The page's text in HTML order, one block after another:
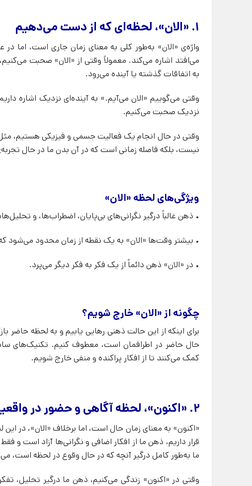
۱. «الان»، لحظه‌ای که از دست می‌دهیم
واژه‌ی «الان» به‌طور کلی به معنای زمان جاری است، اما
می‌افتد اشاره می‌کند. معمولاً وقتی از «الان» صحبت
به اتفاقات گذشته یا آینده می‌رود.
وقتی می‌گوییم «الان می‌آیم.» به آینده‌ای نزدیک اشاره
نزدیک صحبت می‌کنیم.
وقتی در حال انجام یک فعالیت جسمی و فیزیکی هستیم،
نیست، بلکه فاصله زمانی است که در آن بدن ما در حال
ویژگی‌های لحظه «الان»
• ذهن غالباً درگیر نگرانی‌های بی‌پایان، اضطراب‌ها، و
• بیشتر وقت‌ها «الان» به یک نقطه از زمان محدود می‌شود
• در «الان» ذهن دائماً از یک فکر به فکر دیگر می‌پرد.
چگونه از «الان» خارج شویم؟
برای اینکه از این حالت ذهنی رهایی یابیم و به لحظه‌ حاضر
حال حاضر در اطرافمان است، معطوف کنیم. تکنیک‌های
کمک می‌کنند تا از افکار پراکنده و منفی خارج شویم.
۲. «اکنون»، لحظه‌ آگاهی و حضور در واقعیت
«اکنون» به معنای زمان حال است، اما برخلاف «الان»، در
قرار داریم، ذهن ما از افکار اضافی و نگرانی‌ها آزاد است و
ما به‌طور کامل درگیر آنچه که در حال وقوع در لحظه است،
وقتی در «اکنون» زندگی می‌کنیم، ذهن ما درگیر تحلیل،